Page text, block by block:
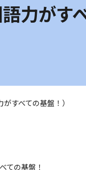
力がす
すべての基盤！）
ての基盤！